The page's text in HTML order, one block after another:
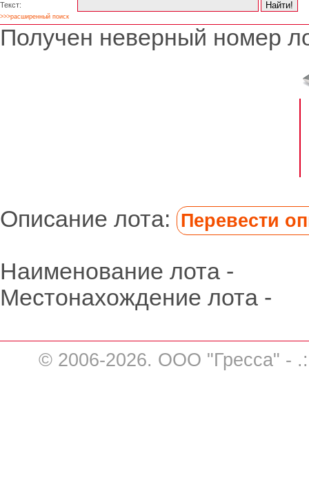
Текст:
>>>расширенный поиск
Получен неверный номер
Описание лота: Перевести
Наименование лота -
Местонахождение лота -
© 2006-2026. ООО "Гресса" -